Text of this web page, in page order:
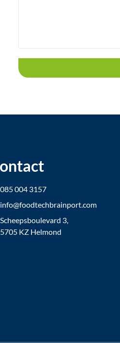
085 004 3157
info@foodtechbrainport.com
Scheepsboulevard 3,
5705 KZ Helmond